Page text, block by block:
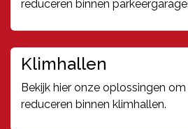
reduceren binnen
Klimhallen
Bekijk hier onze oplossingen
reduceren binnen klimhallen.